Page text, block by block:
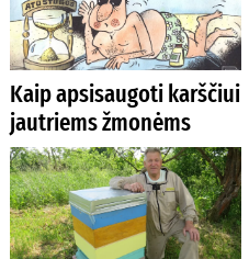
Kaip apsisaugoti karščiui
jautriems žmonėms